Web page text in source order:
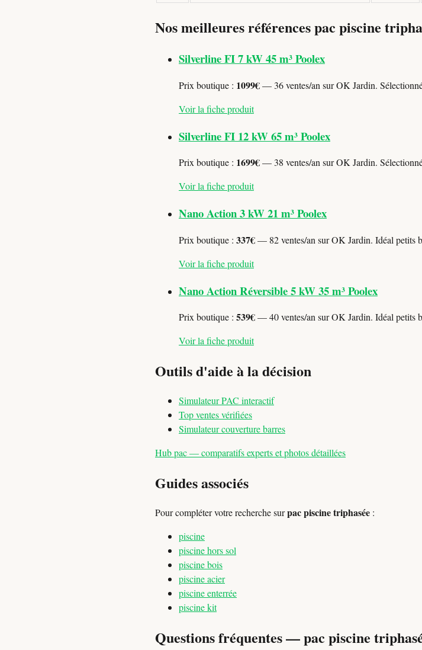
Nos meilleures références pac piscine
Silverline FI 7 kW 45 m³ Poolex
Prix boutique : 1099€— 36 ventes/an sur OK Jardin.
Voir la fiche produit
Silverline FI 12 kW 65 m³ Poolex
Prix boutique : 1699€— 38 ventes/an sur OK Jardin.
Voir la fiche produit
Nano Action 3 kW 21 m³ Poolex
Prix boutique : 337€— 82 ventes/an sur OK Jardin. Idéal petits
Voir la fiche produit
Nano Action Réversible 5 kW 35 m³ Poolex
Prix boutique : 539€— 40 ventes/an sur OK Jardin. Idéal petits
Voir la fiche produit
Outils d'aide à la décision
Simulateur PAC interactif
Top ventes vérifiées
Simulateur couverture barres
Hub pac — comparatifs experts et photos détaillées
Guides associés
Pour compléter votre recherche surpac piscine triphasée :
piscine
piscine hors sol
piscine bois
piscine acier
piscine enterrée
piscine kit
Questions fréquentes — pac piscine